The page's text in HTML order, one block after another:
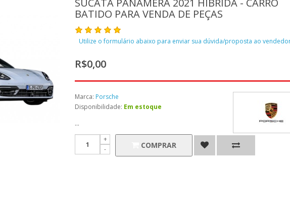
SUCATA PANAMERA 2021 HIBRIDA - CARRO
BATIDO PARA VENDA DE PEÇAS
Utilize o formulário abaixo para enviar sua dúvida/proposta ao
R$0,00
Marca: Porsche
Disponibilidade: Em estoque
...
COMPRAR